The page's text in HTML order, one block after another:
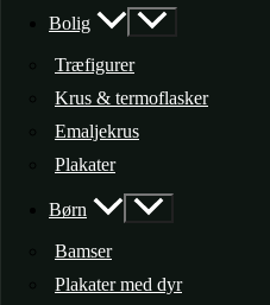
Bolig
Træfigurer
Krus & termoflasker
Emaljekrus
Plakater
Børn
Bamser
Plakater med dyr